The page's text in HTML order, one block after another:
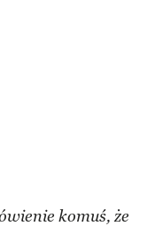
komuś, że